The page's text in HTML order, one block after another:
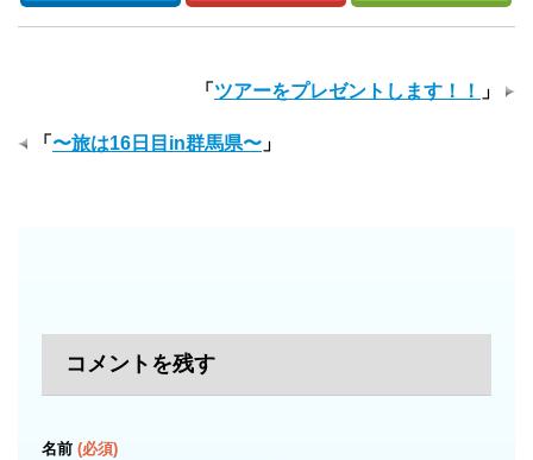
「 ツアーをプレゼントします！！ 」
「 〜旅は16日目in群馬県〜 」
コメントを残す
名前 (必須)